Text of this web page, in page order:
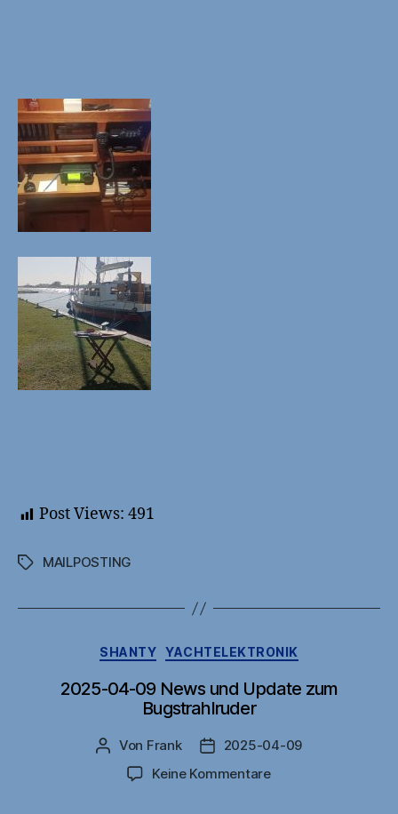
Post Views: 491
Schlagwörter
MAILPOSTING
Kategorien
SHANTY YACHTELEKTRONIK
2025-04-09 News und Update zum
Bugstrahlruder
Beitragsautor
Von Frank Veröffentlichungsdatum
2025-04-09
Keine Kommentarezu